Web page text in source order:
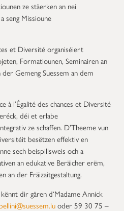
ze stäerken an nei
seng Missioune
et Diversité organiséiert
Formatiounen, Seminairen an
Gemeng Suessem an dem
à l’Égalité des chances et Diversité
déi et erlabe
ze schaffen. D’Theeme vun
besëtzen effektiv en
sech beispillsweis och a
an edukative Beräicher erëm,
an der Fräizaitgestaltung.
dir gären d‘Madame Annick
oder 59 30 75 –